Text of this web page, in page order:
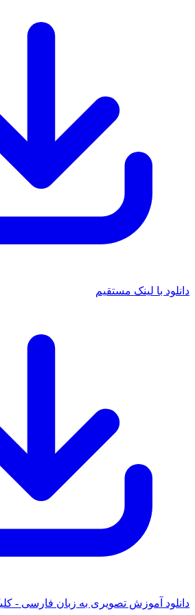
با لینک مستقیم
آموزش تصویری به زبان فارسی - کلیک کنید